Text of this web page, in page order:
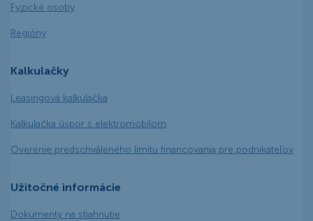
Fyzické osoby
Regióny
Kalkulačky
Leasingová kalkulačka
Kalkulačka úspor s elektromobilom
Overenie predschváleného limitu financovania pre podnikateľov
Užitočné informácie
Dokumenty na stiahnutie